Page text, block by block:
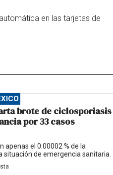
en las tarjetas de
brote de ciclosporiasis
por 33 casos
apenas el 0.00002 % de la
situación de emergencia sanitaria.